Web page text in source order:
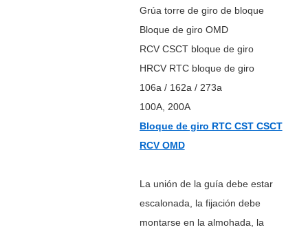
Grúa torre de giro de bloque
Bloque de giro OMD
RCV CSCT bloque de giro
HRCV RTC bloque de giro
106a / 162a / 273a
100A, 200A
Bloque de giro RTC CST CSCT
RCV OMD
La unión de la guía debe estar
escalonada, la fijación debe
montarse en la almohada, la